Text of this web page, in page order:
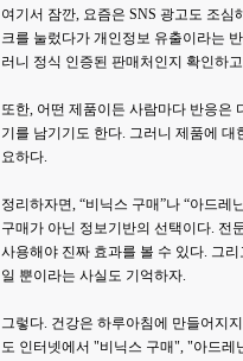
여기서 잠깐, 요즘은 SNS 광고도 조
크를 눌렀다가 개인정보 유출이라는
러니 정식 인증된 판매처인지 확인하
또한, 어떤 제품이든 사람마다 반응은
기를 남기기도 한다. 그러니 제품에
요하다.
정리하자면, “비닉스 구매”나 “아드
구매가 아닌 정보기반의 선택이다. 전
사용해야 진짜 효과를 볼 수 있다. 그
일 뿐이라는 사실도 기억하자.
그렇다. 건강은 하루아침에 만들어지
도 인터넷에서 "비닉스 구매", "아드레